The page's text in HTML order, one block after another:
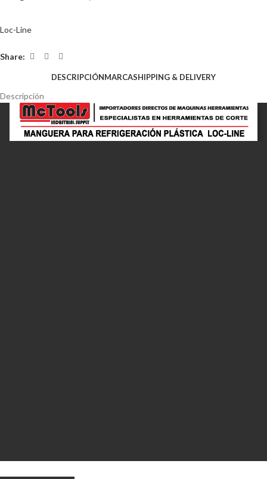
Loc-Line
Share:
DESCRIPCIÓNMARCASHIPPING & DELIVERY
Descripción